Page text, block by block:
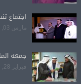
اجتماع
مارس 03, 2017
جمعه
فبراير 28, 2017